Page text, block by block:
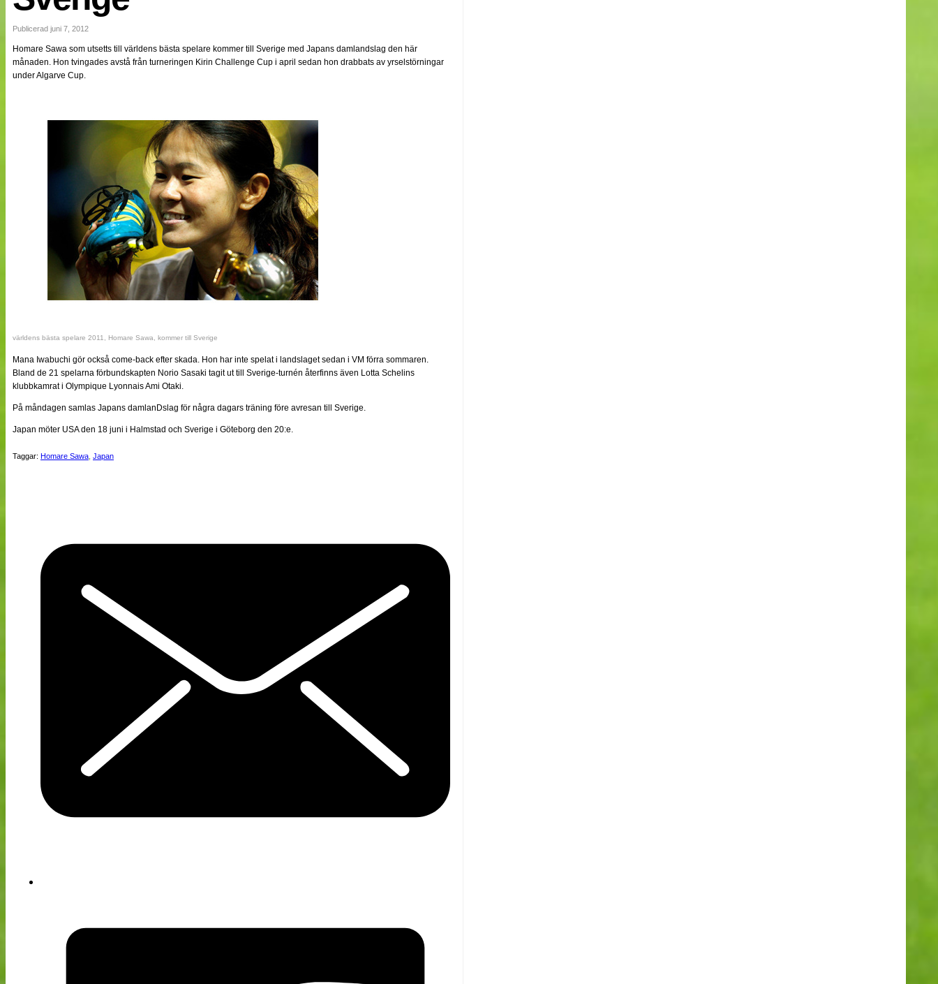
NÄTverket
Nyheter
Bloggar
Om oss
NÄTverket
Split vision
Publicerad juni 7, 2012
Homare Sawa som utsetts till världens bästa spelare kommer till Sverige med Japans damlandslag den här
månaden. Hon tvingades avstå från turneringen Kirin Challenge Cup i april sedan hon drabbats av yrselstörningar
under Algarve Cup.
världens bästa spelare 2011, Homare Sawa, kommer till Sverige
Mana Iwabuchi gör också come-back efter skada. Hon har inte spelat i landslaget sedan i VM förra sommaren.
Bland de 21 spelarna förbundskapten Norio Sasaki tagit ut till Sverige-turnén återfinns även Lotta Schelins
klubbkamrat i Olympique Lyonnais Ami Otaki.
På måndagen samlas Japans damlanDslag för några dagars träning före avresan till Sverige.
Japan möter USA den 18 juni i Halmstad och Sverige i Göteborg den 20:e.
Taggar: Homare Sawa Japan